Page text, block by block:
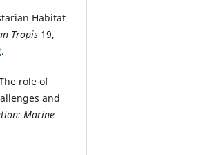
Habitat
Tropis 19,
.
role of
and
Marine